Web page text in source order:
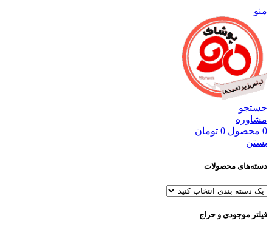
منو
جستجو
مشاوره
0 محصول 0 تومان
بستن
دسته‌های محصولات
فیلتر موجودی و حراج